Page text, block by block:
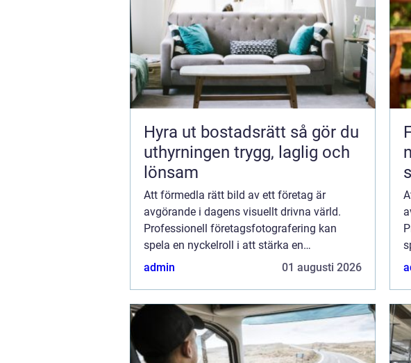
Hyra ut bostadsrätt så gör du
uthyrningen trygg, laglig och
lönsam
Att förmedla rätt bild av ett företag är
avgörande i dagens visuellt drivna värld.
Professionell företagsfotografering kan
spela en nyckelroll i att stärka en
organisations varumärke och kommunicera
admin 01 augusti 2026